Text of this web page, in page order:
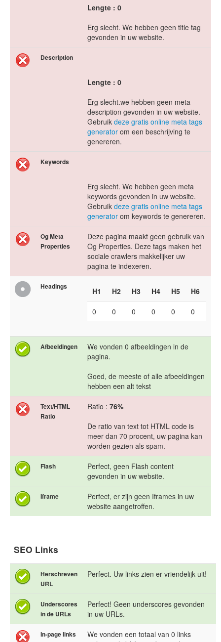
Lengte : 0
Erg slecht. We hebben geen title tag
gevonden in uw website.
Description
Lengte : 0
Erg slecht.we hebben geen meta
description gevonden in uw website.
Gebruik deze gratis online meta tags
generator om een beschrijving te
genereren.
Keywords
Erg slecht. We hebben geen meta
keywords gevonden in uw website.
Gebruik deze gratis online meta tags
generator om keywords te genereren.
Og Meta
Properties
Deze pagina maakt geen gebruik van
Og Properties. Deze tags maken het
sociale crawlers makkelijker uw
pagina te indexeren.
Headings H1 H2 H3 H4 H5 H6
0 0 0 0 0 0
Afbeeldingen
We vonden 0 afbeeldingen in de
pagina.
Goed, de meeste of alle afbeeldingen
hebben een alt tekst
Text/HTML
Ratio
Ratio : 76%
De ratio van text tot HTML code is
meer dan 70 procent, uw pagina kan
worden gezien als spam.
Flash
Perfect, geen Flash content
gevonden in uw website.
Iframe
Perfect, er zijn geen Iframes in uw
website aangetroffen.
SEO Links
Herschreven
URL
Perfect. Uw links zien er vriendelijk uit!
Underscores
in de URLs
Perfect! Geen underscores gevonden
in uw URLs.
In-page links
We vonden een totaal van 0 links